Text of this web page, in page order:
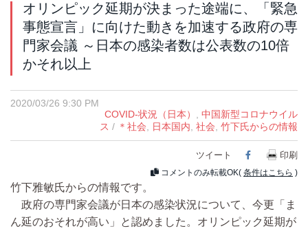
オリンピック延期が決まった途端に、「緊急
事態宣言」に向けた動きを加速する政府の専
門家会議 ～日本の感染者数は公表数の10倍
かそれ以上
2020/03/26 9:30 PM
COVID-状況（日本） , 中国新型コロナウイル
ス / ＊社会, 日本国内, 社会, 竹下氏からの情報
ツイート Facebook
印刷
コメントのみ転載OK( 条件はこちら )
竹下雅敏氏からの情報です。
政府の専門家会議が日本の感染状況について、今更「ま
ん延のおそれが高い」と認めました。オリンピック延期が